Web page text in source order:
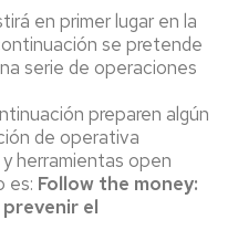
en primer lugar en la
se pretende
serie de operaciones
preparen algún
de operativa
herramientas open
es: Follow the money:
el